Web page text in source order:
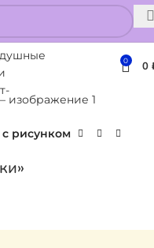
0 0
рисунком